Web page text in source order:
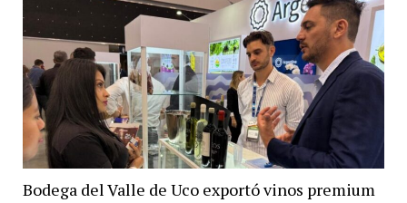
Bodega del Valle de Uco exportó vinos premium